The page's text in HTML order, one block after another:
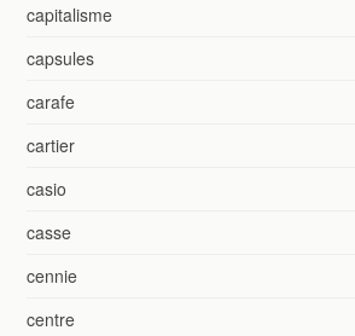
capitalisme
capsules
carafe
cartier
casio
casse
cennie
centre